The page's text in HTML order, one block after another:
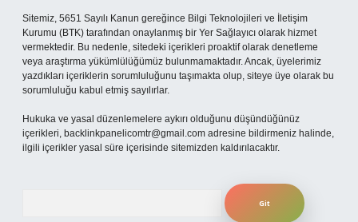
Sitemiz, 5651 Sayılı Kanun gereğince Bilgi Teknolojileri ve İletişim
Kurumu (BTK) tarafından onaylanmış bir Yer Sağlayıcı olarak hizmet
vermektedir. Bu nedenle, sitedeki içerikleri proaktif olarak denetleme
veya araştırma yükümlülüğümüz bulunmamaktadır. Ancak, üyelerimiz
yazdıkları içeriklerin sorumluluğunu taşımakta olup, siteye üye olarak bu
sorumluluğu kabul etmiş sayılırlar.
Hukuka ve yasal düzenlemelere aykırı olduğunu düşündüğünüz
içerikleri, backlinkpanelicomtr@gmail.com adresine bildirmeniz halinde,
ilgili içerikler yasal süre içerisinde sitemizden kaldırılacaktır.